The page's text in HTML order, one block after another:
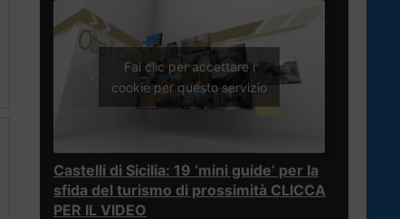
Fai clic per accettare i
cookie per questo servizio
Castelli di Sicilia: 19 ‘mini guide’ per la
sfida del turismo di prossimità CLICCA
PER IL VIDEO